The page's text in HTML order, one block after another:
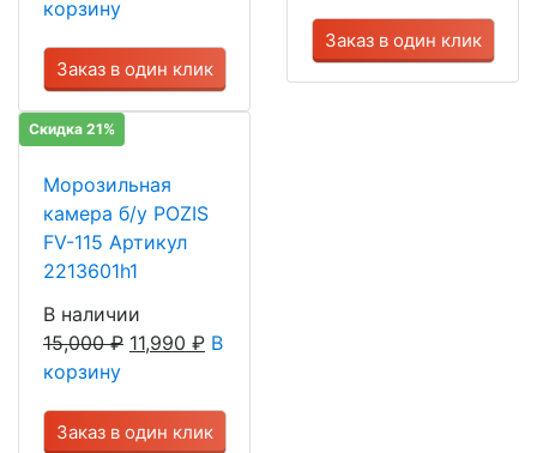
корзину
Заказ в один клик
Заказ в один клик
Скидка 21%
Морозильная
камера б/у POZIS
FV-115 Артикул
2213601h1
В наличии
15,000₽ 11,990 ₽ В
корзину
Заказ в один клик